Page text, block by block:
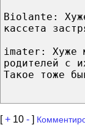
Biolante:
кассета
imater: Хуже
родителей с
Такое тоже
[+ 10 - ]